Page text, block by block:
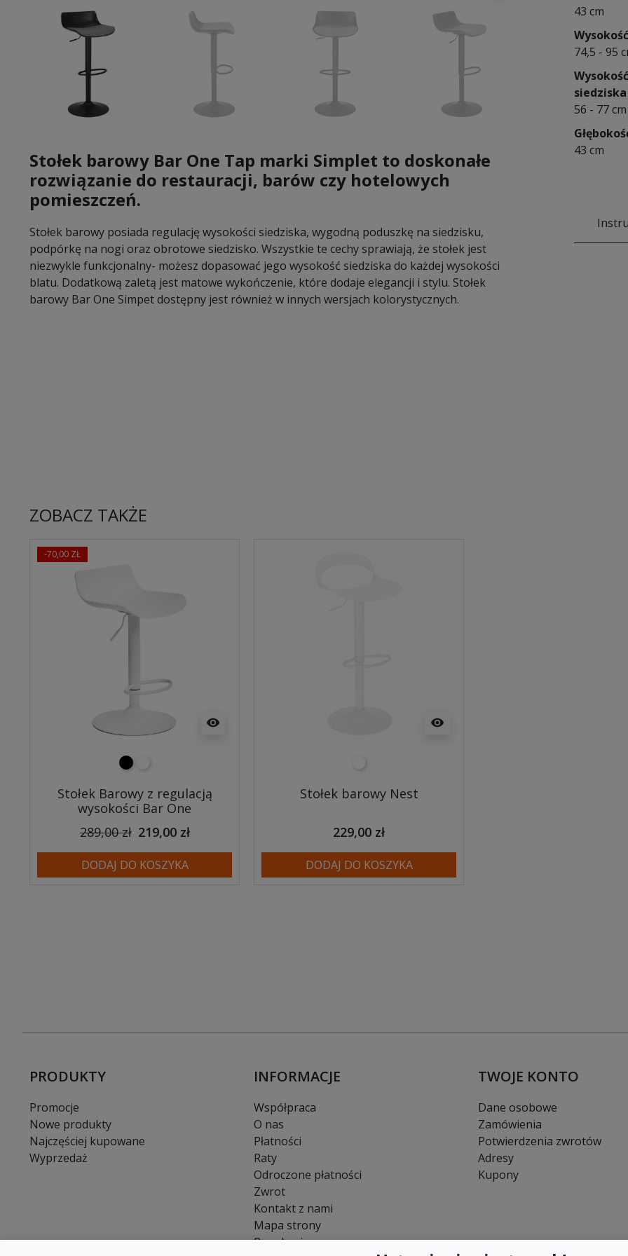
Stołek barowy Bar One Tap marki Simplet to doskonałe
rozwiązanie do restauracji, barów czy hotelowych
pomieszczeń.
Stołek barowy posiada regulację wysokości siedziska, wygodną poduszkę na siedzisku,
podpórkę na nogi oraz obrotowe siedzisko. Wszystkie te cechy sprawiają, że stołek jest
niezwykle funkcjonalny- możesz dopasować jego wysokość siedziska do każdej wysokości
blatu. Dodatkową zaletą jest matowe wykończenie, które dodaje elegancji i stylu. Stołek
barowy Bar One Simpet dostępny jest również w innych wersjach kolorystycznych.
43 cm
Wysokość
74,5 - 95
Wysokość
siedziska
56 - 77 cm
43 cm
ZOBACZ TAKŻE
-70,00 ZŁ
visibility
czarny
Stołek Barowy z regulacją
wysokości Bar One
289,00 zł 219,00 zł
DODAJ DO KOSZYKA
visibility
Stołek barowy Nest
229,00 zł
DODAJ DO KOSZYKA
PRODUKTY
Promocje
Nowe produkty
Najczęściej kupowane
Wyprzedaż
INFORMACJE
Współpraca
O nas
Płatności
Raty
Odroczone płatności
Zwrot
Kontakt z nami
Mapa strony
Regulamin
TWOJE KONTO
Dane osobowe
Zamówienia
Potwierdzenia zwrotów
Adresy
Kupony